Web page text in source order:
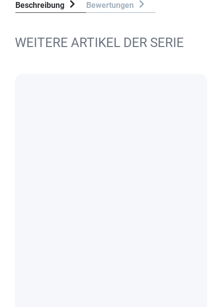
Beschreibung Bewertungen
WEITERE ARTIKEL DER SERIE